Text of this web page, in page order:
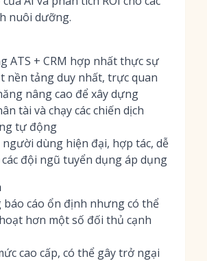
nuôi dưỡng.
ATS + CRM hợp nhất thực sự
nền tảng duy nhất, trực quan
nâng cao để xây dựng
tài và chạy các chiến dịch
tự động
người dùng hiện đại, hợp tác, dễ
đội ngũ tuyển dụng áp dụng
báo cáo ổn định nhưng có thể
hơn một số đối thủ cạnh
cao cấp, có thể gây trở ngại